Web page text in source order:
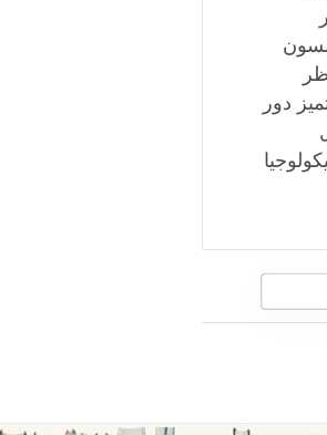
دور